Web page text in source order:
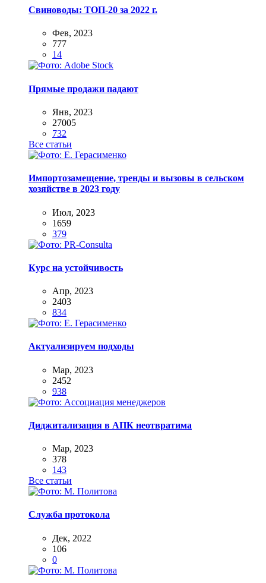
Свиноводы: ТОП-20 за 2022 г.
Фев, 2023
777
14
Прямые продажи падают
Янв, 2023
27005
732
Все статьи
Импортозамещение, тренды и вызовы в сельском
хозяйстве в 2023 году
Июл, 2023
1659
379
Курс на устойчивость
Апр, 2023
2403
834
Актуализируем подходы
Мар, 2023
2452
938
Диджитализация в АПК неотвратима
Мар, 2023
378
143
Все статьи
Служба протокола
Дек, 2022
106
0